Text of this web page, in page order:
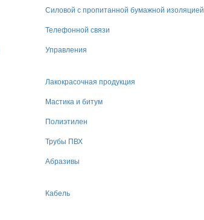
Силовой с пропитанной бумажной изоляцией
Телефонной связи
Управления
Лакокрасочная продукция
Мастика и битум
Полиэтилен
Трубы ПВХ
Абразивы
Кабель